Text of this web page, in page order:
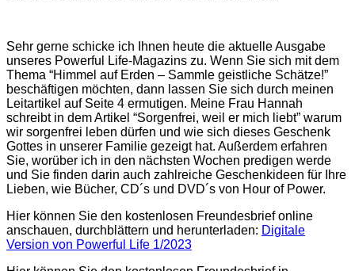
Sehr gerne schicke ich Ihnen heute die aktuelle Ausgabe
unseres Powerful Life-Magazins zu. Wenn Sie sich mit dem
Thema “Himmel auf Erden – Sammle geistliche Schätze!”
beschäftigen möchten, dann lassen Sie sich durch meinen
Leitartikel auf Seite 4 ermutigen. Meine Frau Hannah
schreibt in dem Artikel “Sorgenfrei, weil er mich liebt” warum
wir sorgenfrei leben dürfen und wie sich dieses Geschenk
Gottes in unserer Familie gezeigt hat. Außerdem erfahren
Sie, worüber ich in den nächsten Wochen predigen werde
und Sie finden darin auch zahlreiche Geschenkideen für Ihre
Lieben, wie Bücher, CD´s und DVD´s von Hour of Power.
Hier können Sie den kostenlosen Freundesbrief online
anschauen, durchblättern und herunterladen: Digitale
Version von Powerful Life 1/2023